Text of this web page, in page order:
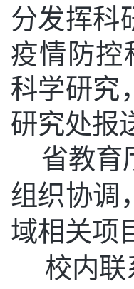
分发挥科
疫情防控
科学研究
研究处报
省教育
组织协调
域相关项
校内联